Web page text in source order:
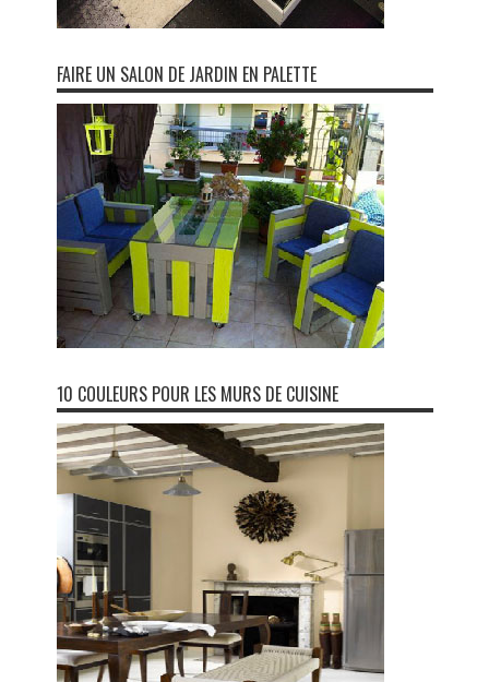
FAIRE UN SALON DE JARDIN EN PALETTE
10 COULEURS POUR LES MURS DE CUISINE